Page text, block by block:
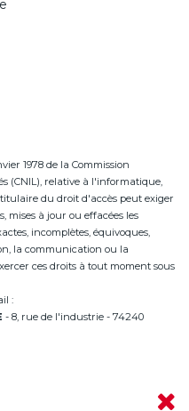
1978 de la Commission
(CNIL), relative à l'informatique,
du droit d'accès peut exiger
mises à jour ou effacées les
incomplètes, équivoques,
la communication ou la
ces droits à tout moment sous
:
- 8, rue de l'industrie - 74240